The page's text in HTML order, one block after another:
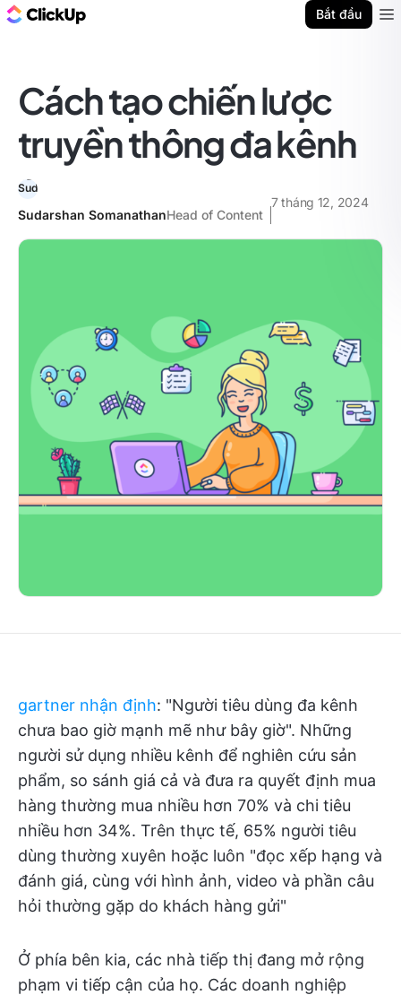
Bắt đầu
Cách tạo chiến lược
truyền thông đa kênh
Sudarshan SomanathanHead of Content
7 tháng 12, 2024
gartner nhận định: "Người tiêu dùng đa kênh
chưa bao giờ mạnh mẽ như bây giờ". Những
người sử dụng nhiều kênh để nghiên cứu sản
phẩm, so sánh giá cả và đưa ra quyết định mua
hàng thường mua nhiều hơn 70% và chi tiêu
nhiều hơn 34%. Trên thực tế, 65% người tiêu
dùng thường xuyên hoặc luôn "đọc xếp hạng và
đánh giá, cùng với hình ảnh, video và phần câu
hỏi thường gặp do khách hàng gửi"
Ở phía bên kia, các nhà tiếp thị đang mở rộng
phạm vi tiếp cận của họ. Các doanh nghiệp